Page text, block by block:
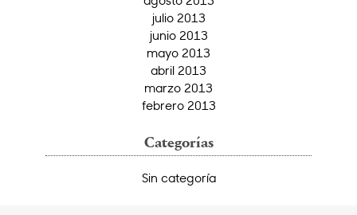
julio 2013
junio 2013
mayo 2013
abril 2013
marzo 2013
febrero 2013
Categorías
Sin categoría